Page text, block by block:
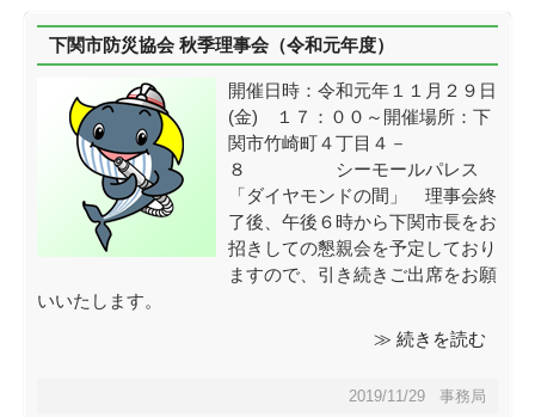
下関市防災協会 秋季理事会（令和元年度）
開催日時：令和元年１１月２９日
(金) １７：００～開催場所：下
関市竹崎町４丁目４－
８ シーモールパレス
「ダイヤモンドの間」 理事会終
了後、午後６時から下関市長をお
招きしての懇親会を予定しており
ますので、引き続きご出席をお願
いいたします。
≫ 続きを読む
2019/11/29 事務局